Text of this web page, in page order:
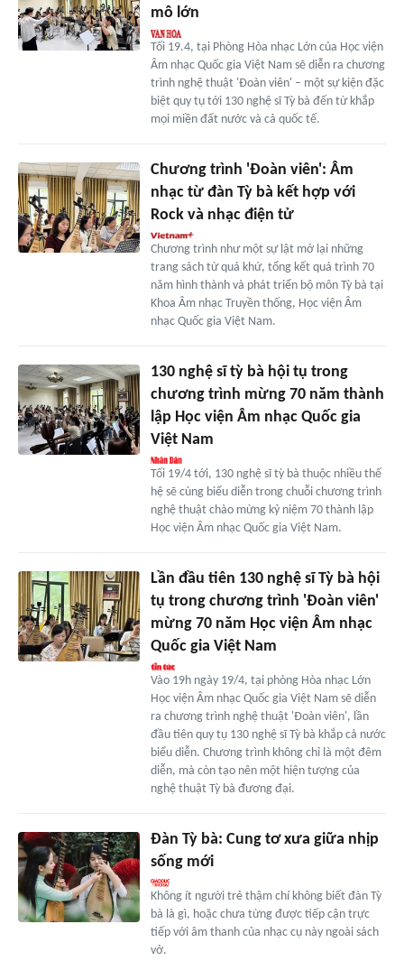
mô lớn
Tối 19.4, tại Phòng Hòa nhạc Lớn của Học viện
Âm nhạc Quốc gia Việt Nam sẽ diễn ra chương
trình nghệ thuật 'Đoàn viên' – một sự kiện đặc
biệt quy tụ tới 130 nghệ sĩ Tỳ bà đến từ khắp
mọi miền đất nước và cả quốc tế.
Chương trình 'Đoàn viên': Âm
nhạc từ đàn Tỳ bà kết hợp với
Rock và nhạc điện tử
Chương trình như một sự lật mở lại những
trang sách từ quá khứ, tổng kết quá trình 70
năm hình thành và phát triển bộ môn Tỳ bà tại
Khoa Âm nhạc Truyền thống, Học viện Âm
nhạc Quốc gia Việt Nam.
130 nghệ sĩ tỳ bà hội tụ trong
chương trình mừng 70 năm thành
lập Học viện Âm nhạc Quốc gia
Việt Nam
Tối 19/4 tới, 130 nghệ sĩ tỳ bà thuộc nhiều thế
hệ sẽ cùng biểu diễn trong chuỗi chương trình
nghệ thuật chào mừng kỷ niệm 70 thành lập
Học viện Âm nhạc Quốc gia Việt Nam.
Lần đầu tiên 130 nghệ sĩ Tỳ bà hội
tụ trong chương trình 'Đoàn viên'
mừng 70 năm Học viện Âm nhạc
Quốc gia Việt Nam
Vào 19h ngày 19/4, tại phòng Hòa nhạc Lớn
Học viện Âm nhạc Quốc gia Việt Nam sẽ diễn
ra chương trình nghệ thuật 'Đoàn viên', lần
đầu tiên quy tụ 130 nghệ sĩ Tỳ bà khắp cả nước
biểu diễn. Chương trình không chỉ là một đêm
diễn, mà còn tạo nên một hiện tượng của
nghệ thuật Tỳ bà đương đại.
Đàn Tỳ bà: Cung tơ xưa giữa nhịp
sống mới
Không ít người trẻ thậm chí không biết đàn Tỳ
bà là gì, hoặc chưa từng được tiếp cận trực
tiếp với âm thanh của nhạc cụ này ngoài sách
vở.